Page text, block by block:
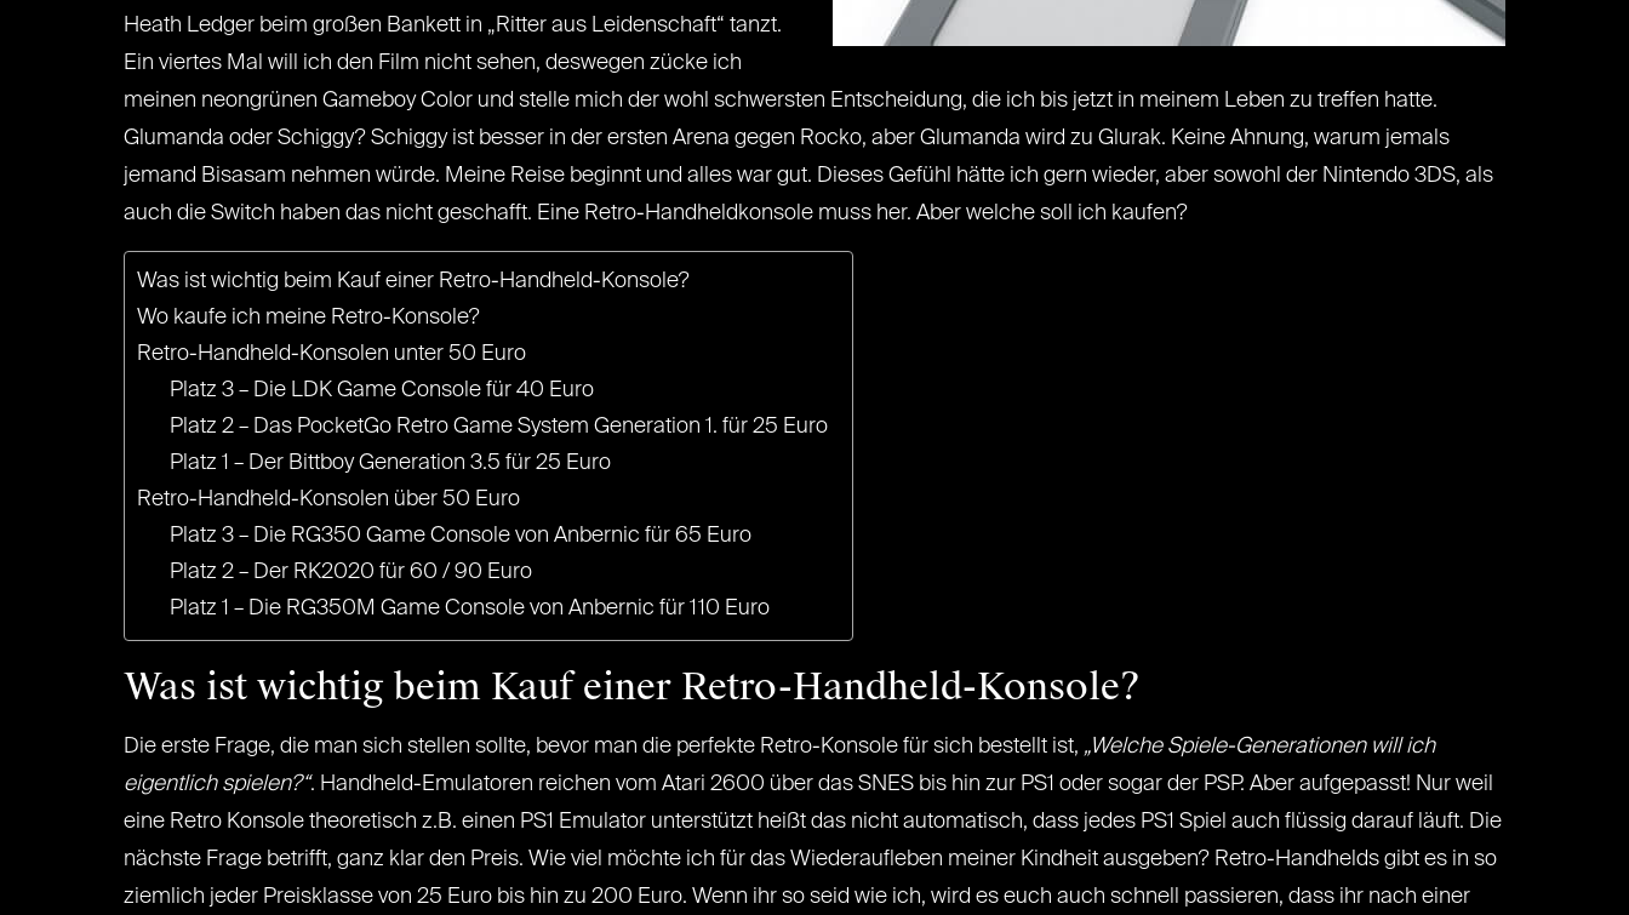
Heath Ledger beim großen Bankett in „Ritter aus Leidenschaft“ tanzt.
Ein viertes Mal will ich den Film nicht sehen, deswegen zücke ich
meinen neongrünen Gameboy Color und stelle mich der wohl schwersten Entscheidung, die ich bis jetzt in meinem Leben zu treffen hatte.
Glumanda oder Schiggy? Schiggy ist besser in der ersten Arena gegen Rocko, aber Glumanda wird zu Glurak. Keine Ahnung, warum jemals
jemand Bisasam nehmen würde. Meine Reise beginnt und alles war gut. Dieses Gefühl hätte ich gern wieder, aber sowohl der Nintendo 3DS, als
auch die Switch haben das nicht geschafft. Eine Retro-Handheldkonsole muss her. Aber welche soll ich kaufen?
Was ist wichtig beim Kauf einer Retro-Handheld-Konsole?
Wo kaufe ich meine Retro-Konsole?
Retro-Handheld-Konsolen unter 50 Euro
Platz 3 – Die LDK Game Console für 40 Euro
Platz 2 – Das PocketGo Retro Game System Generation 1. für 25 Euro
Platz 1 – Der Bittboy Generation 3.5 für 25 Euro
Retro-Handheld-Konsolen über 50 Euro
Platz 3 – Die RG350 Game Console von Anbernic für 65 Euro
Platz 2 – Der RK2020 für 60 / 90 Euro
Platz 1 – Die RG350M Game Console von Anbernic für 110 Euro
Was ist wichtig beim Kauf einer Retro-Handheld-Konsole?
Die erste Frage, die man sich stellen sollte, bevor man die perfekte Retro-Konsole für sich bestellt ist, „Welche Spiele-Generationen will ich
eigentlich spielen?“. Handheld-Emulatoren reichen vom Atari 2600 über das SNES bis hin zur PS1 oder sogar der PSP. Aber aufgepasst! Nur weil
eine Retro Konsole theoretisch z.B. einen PS1 Emulator unterstützt heißt das nicht automatisch, dass jedes PS1 Spiel auch flüssig darauf läuft. Die
nächste Frage betrifft, ganz klar den Preis. Wie viel möchte ich für das Wiederaufleben meiner Kindheit ausgeben? Retro-Handhelds gibt es in so
ziemlich jeder Preisklasse von 25 Euro bis hin zu 200 Euro. Wenn ihr so seid wie ich, wird es euch auch schnell passieren, dass ihr nach einer